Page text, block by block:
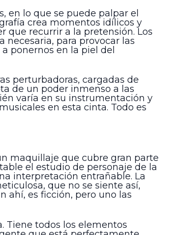
en lo que se puede palpar el
crea momentos idílicos y
que recurrir a la pretensión. Los
para provocar las
ponernos en la piel del
perturbadoras, cargadas de
de un poder inmenso a las
varía en su instrumentación y
en esta cinta. Todo es
maquillaje que cubre gran parte
el estudio de personaje de la
interpretación entrañable. La
que no se siente así,
ahí, es ficción, pero uno las
Tiene todos los elementos